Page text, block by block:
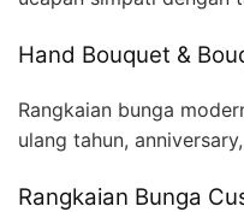
Hand Bouquet &
Rangkaian bunga
ulang tahun,
Rangkaian Bunga